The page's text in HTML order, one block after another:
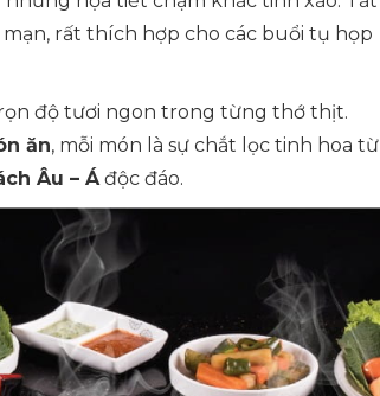
rất thích hợp cho các buổi tụ họp
độ tươi ngon trong từng thớ thịt.
ăn, mỗi món là sự chắt lọc tinh hoa từ
Âu – Áđộc đáo.